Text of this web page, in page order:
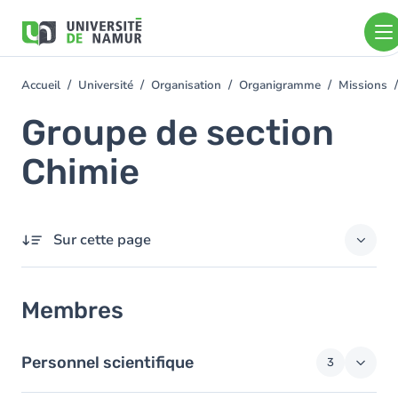
contenu
You
here
Accueil Université Organisation Organigramme Missions
Groupe de section
Chimie
Sur cette page
Membres
Personnel scientifique 3